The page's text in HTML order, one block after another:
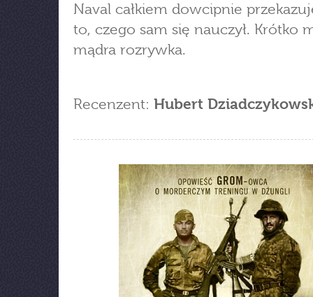
Naval całkiem dowcipnie
to, czego sam się nauczył. Krótko
mądra rozrywka.
Recenzent: Hubert